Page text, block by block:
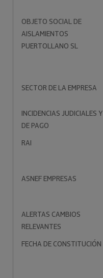
OBJETO SOCIAL DE
AISLAMIENTOS
PUERTOLLANO SL
SECTOR DE LA EMPRESA
INCIDENCIAS JUDICIALES Y
DE PAGO
RAI
ASNEF EMPRESAS
ALERTAS CAMBIOS
RELEVANTES
FECHA DE CONSTITUCIÓN